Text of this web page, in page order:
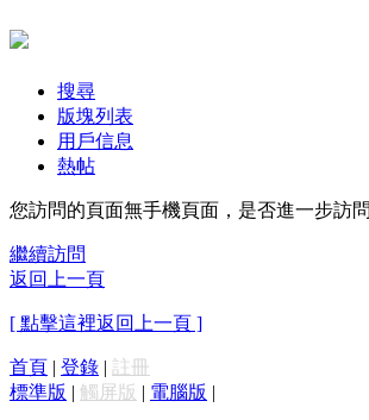
搜尋
版塊列表
用戶信息
熱帖
您訪問的頁面無手機頁面，是否進一步訪
繼續訪問
返回上一頁
[ 點擊這裡返回上一頁 ]
首頁 | 登錄 | 註冊
標準版 | 觸屏版 | 電腦版 |